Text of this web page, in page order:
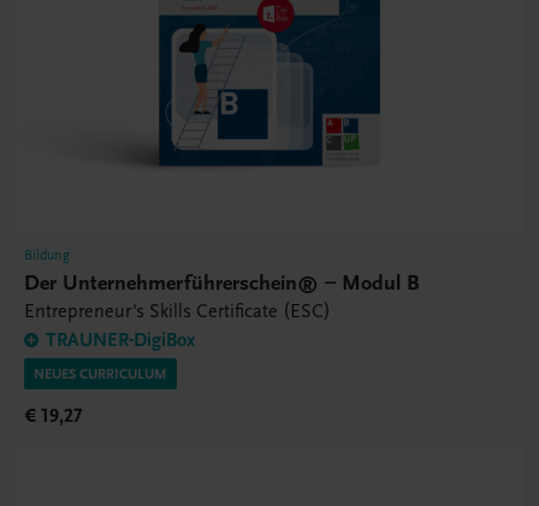
Bildung
Der Unternehmerführerschein® – Modul B
Entrepreneur's Skills Certificate (ESC)
TRAUNER-DigiBox
NEUES CURRICULUM
€ 19,27